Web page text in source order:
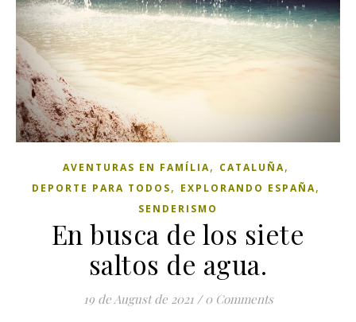
AVENTURAS EN FAMÍLIA, CATALUÑA,
DEPORTE PARA TODOS, EXPLORANDO ESPAÑA,
SENDERISMO
En busca de los siete
saltos de agua.
19 de August de 2021 / 0 Comments